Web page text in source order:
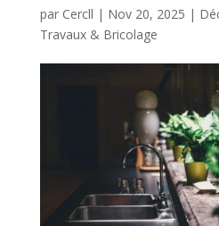
par Cercll | Nov 20, 2025 |
Travaux & Bricolage